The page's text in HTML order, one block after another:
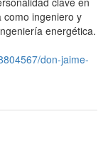
como ingeniero y
energética.
don-jaime-